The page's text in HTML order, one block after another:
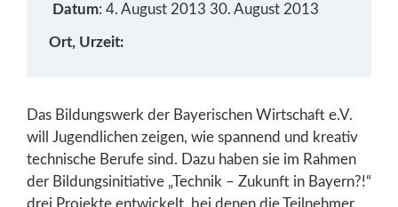
Datum: 4. August 2013 30. August 2013
Ort, Urzeit:
Das Bildungswerk der Bayerischen Wirtschaft e.V.
will Jugendlichen zeigen, wie spannend und kreativ
technische Berufe sind. Dazu haben sie im Rahmen
der Bildungsinitiative „Technik – Zukunft in Bayern?!“
drei Projekte entwickelt, bei denen die Teilnehmer